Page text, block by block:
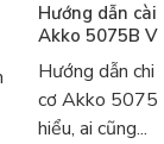
Hướng dẫn
Akko 5075B
Hướng dẫn
cơ Akko
hiểu, ai cũng...